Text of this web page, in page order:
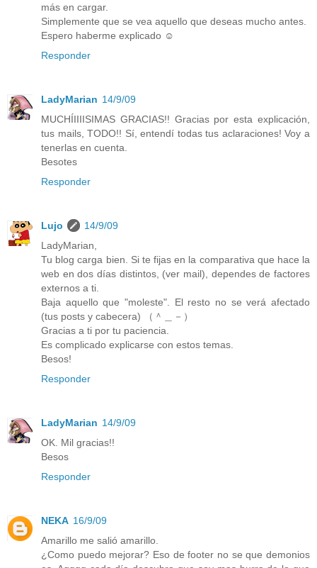
más en cargar.
Simplemente que se vea aquello que deseas mucho antes.
Espero haberme explicado ☺
Responder
LadyMarian 14/9/09
MUCHÍIIIISIMAS GRACIAS!! Gracias por esta explicación,
tus mails, TODO!! Sí, entendí todas tus aclaraciones! Voy a
tenerlas en cuenta.
Besotes
Responder
Lujo
14/9/09
LadyMarian,
Tu blog carga bien. Si te fijas en la comparativa que hace la
web en dos días distintos, (ver mail), dependes de factores
externos a ti.
Baja aquello que "moleste". El resto no se verá afectado
(tus posts y cabecera) （＾＿－）
Gracias a ti por tu paciencia.
Es complicado explicarse con estos temas.
Besos!
Responder
LadyMarian 14/9/09
OK. Mil gracias!!
Besos
Responder
NEKA 16/9/09
Amarillo me salió amarillo.
¿Como puedo mejorar? Eso de footer no se que demonios